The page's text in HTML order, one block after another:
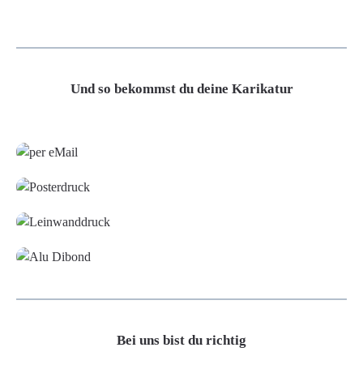
Und so bekommst du deine Karikatur
Bei uns bist du richtig